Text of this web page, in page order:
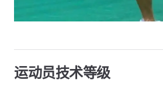
运动员技术等级